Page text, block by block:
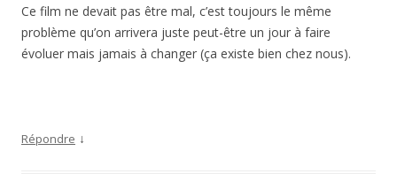
Ce film ne devait pas être mal, c’est toujours le même
problème qu’on arrivera juste peut-être un jour à faire
évoluer mais jamais à changer (ça existe bien chez nous).
Répondre ↓